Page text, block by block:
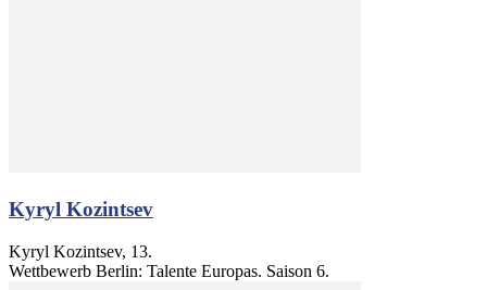
Kyryl Kozintsev
Kyryl Kozintsev, 13.
Wettbewerb Berlin: Talente Europas. Saison 6.